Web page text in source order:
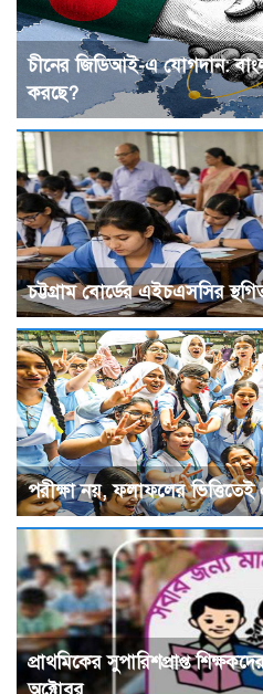
চীনের জিডিআই-এ যোগদান:
করছে?
চট্টগ্রাম বোর্ডের এইচএসসির
পরীক্ষা নয়, ফলাফলের ভিত্তিতেই
প্রাথমিকের সুপারিশপ্রাপ্ত